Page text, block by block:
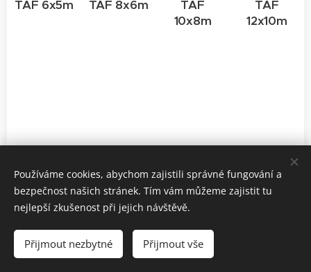
TAF 6x5m
TAF 8x6m
TAF
10x8m
TAF
12x10m
© 2025 Cyber Lighting s.r.o., Výstaviště 405/1, Brno, 603 00
OBCHODNÍ PODMÍNKY
Cookies
Používáme cookies, abychom zajistili správné fungování a
bezpečnost našich stránek. Tím vám můžeme zajistit tu
nejlepší zkušenost při jejich návštěvě.
Přijmout nezbytné Přijmout vše